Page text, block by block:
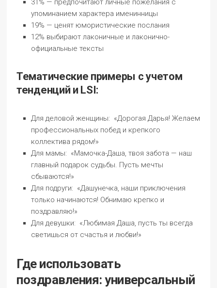
31% — предпочитают личные пожелания с
упоминанием характера именинницы
19% — ценят юмористические послания
12% выбирают лаконичные и лаконично-
официальные тексты
Тематические примеры с учетом
тенденций и LSI:
Для деловой женщины: «Дорогая Дарья! Желаем
профессиональных побед и крепкого
коллектива рядом!»
Для мамы: «Мамочка-Даша, твоя забота — наш
главный подарок судьбы. Пусть мечты
сбываются!»
Для подруги: «Дашунечка, наши приключения
только начинаются! Обнимаю крепко и
поздравляю!»
Для девушки: «Любимая Даша, пусть ты всегда
светишься от счастья и любви!»
Где использовать
поздравления: универсальный